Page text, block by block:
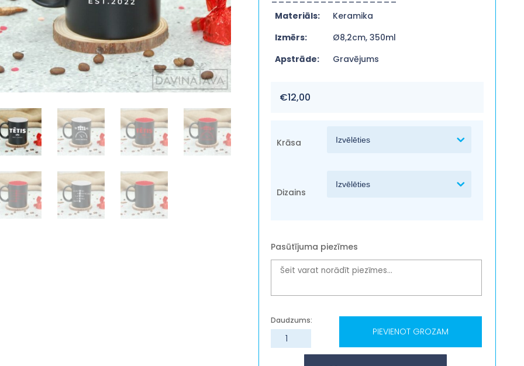
Materiāls:
Keramika
Izmērs:
Ø8,2cm, 350ml
Apstrāde:
Gravējums
€12,00
Krāsa
Dizains
Pasūtījuma piezīmes
Krūze
"Tētim",
PIEVIENOT GROZAM